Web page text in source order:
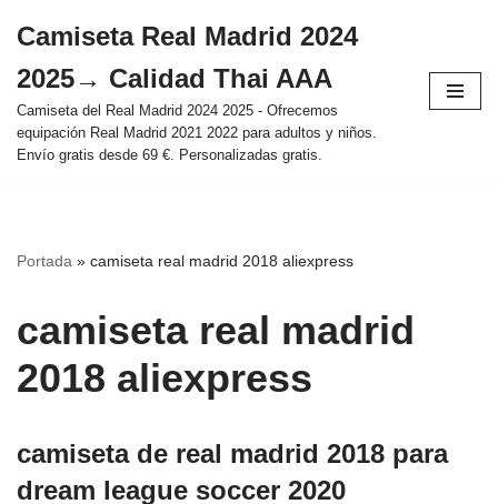
al
contenido
Camiseta Real Madrid 2024
2025→ Calidad Thai AAA
Camiseta del Real Madrid 2024 2025 - Ofrecemos
equipación Real Madrid 2021 2022 para adultos y niños.
Envío gratis desde 69 €. Personalizadas gratis.
Portada » camiseta real madrid 2018 aliexpress
camiseta real madrid
2018 aliexpress
camiseta de real madrid 2018 para
dream league soccer 2020